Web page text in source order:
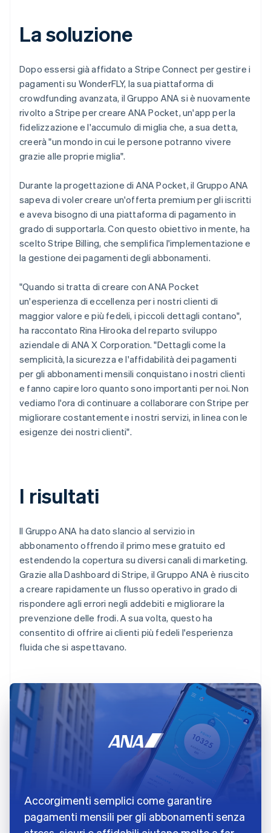
La soluzione
Dopo essersi già affidato a Stripe Connect per gestire i
pagamenti su WonderFLY, la sua piattaforma di
crowdfunding avanzata, il Gruppo ANA si è nuovamente
rivolto a Stripe per creare ANA Pocket, un'app per la
fidelizzazione e l'accumulo di miglia che, a sua detta,
creerà "un mondo in cui le persone potranno vivere
grazie alle proprie miglia".
Durante la progettazione di ANA Pocket, il Gruppo ANA
sapeva di voler creare un'offerta premium per gli iscritti
e aveva bisogno di una piattaforma di pagamento in
grado di supportarla. Con questo obiettivo in mente, ha
scelto Stripe Billing, che semplifica l'implementazione e
la gestione dei pagamenti degli abbonamenti.
"Quando si tratta di creare con ANA Pocket
un'esperienza di eccellenza per i nostri clienti di
maggior valore e più fedeli, i piccoli dettagli contano",
ha raccontato Rina Hirooka del reparto sviluppo
aziendale di ANA X Corporation. "Dettagli come la
semplicità, la sicurezza e l'affidabilità dei pagamenti
per gli abbonamenti mensili conquistano i nostri clienti
e fanno capire loro quanto sono importanti per noi. Non
vediamo l'ora di continuare a collaborare con Stripe per
migliorare costantemente i nostri servizi, in linea con le
esigenze dei nostri clienti".
I risultati
Il Gruppo ANA ha dato slancio al servizio in
abbonamento offrendo il primo mese gratuito ed
estendendo la copertura su diversi canali di marketing.
Grazie alla Dashboard di Stripe, il Gruppo ANA è riuscito
a creare rapidamente un flusso operativo in grado di
rispondere agli errori negli addebiti e migliorare la
prevenzione delle frodi. A sua volta, questo ha
consentito di offrire ai clienti più fedeli l'esperienza
fluida che si aspettavano.
Accorgimenti semplici come garantire
pagamenti mensili per gli abbonamenti senza